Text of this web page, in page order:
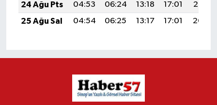
24 Ağu Pts
04:53 06:24 13:18 17:01
20:02
25 Ağu Sal
04:54 06:25 13:17 17:01 20:00